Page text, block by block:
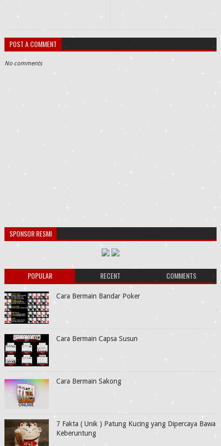
POST A COMMENT
No comments
SPONSOR RESMI
POPULAR RECENT COMMENTS
Cara Bermain Bandar Poker
Cara Bermain Capsa Susun
Cara Bermain Sakong
7 Fakta ( Unik ) Patung Kucing yang Dipercaya Bawa
Keberuntung